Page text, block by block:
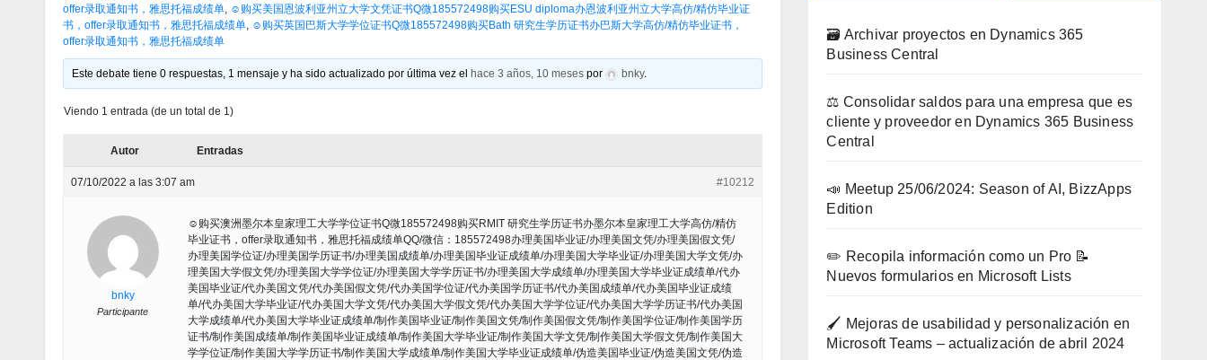
offer录取通知书，雅思托福成绩单, ☺购买美国恩波利亚州立大学文凭证书Q微185572498购买ESU diploma办恩波利亚州立大学高仿/精仿毕业证
书，offer录取通知书，雅思托福成绩单, ☺购买英国巴斯大学学位证书Q微185572498购买Bath 研究生学历证书办巴斯大学高仿/精仿毕业证书，
offer录取通知书，雅思托福成绩单
Este debate tiene 0 respuestas, 1 mensaje y ha sido actualizado por última vez el hace 3 años, 10 meses por bnky.
Viendo 1 entrada (de un total de 1)
Autor Entradas
07/10/2022 a las 3:07 am #10212
bnky
Participante
☺购买澳洲墨尔本皇家理工大学学位证书Q微185572498购买RMIT 研究生学历证书办墨尔本皇家理工大学高仿/精仿
毕业证书，offer录取通知书，雅思托福成绩单QQ/微信：185572498办理美国毕业证/办理美国文凭/办理美国假文凭/
办理美国学位证/办理美国学历证书/办理美国成绩单/办理美国毕业证成绩单/办理美国大学毕业证/办理美国大学文凭/办
理美国大学假文凭/办理美国大学学位证/办理美国大学学历证书/办理美国大学成绩单/办理美国大学毕业证成绩单/代办
美国毕业证/代办美国文凭/代办美国假文凭/代办美国学位证/代办美国学历证书/代办美国成绩单/代办美国毕业证成绩
单/代办美国大学毕业证/代办美国大学文凭/代办美国大学假文凭/代办美国大学学位证/代办美国大学学历证书/代办美国
大学成绩单/代办美国大学毕业证成绩单/制作美国毕业证/制作美国文凭/制作美国假文凭/制作美国学位证/制作美国学历
证书/制作美国成绩单/制作美国毕业证成绩单/制作美国大学毕业证/制作美国大学文凭/制作美国大学假文凭/制作美国大
学学位证/制作美国大学学历证书/制作美国大学成绩单/制作美国大学毕业证成绩单/伪造美国毕业证/伪造美国文凭/伪造
🗃️ Archivar proyectos en Dynamics 365
Business Central
⚖️ Consolidar saldos para una empresa que es
cliente y proveedor en Dynamics 365 Business
Central
📣 Meetup 25/06/2024: Season of AI, BizzApps
Edition
✏️ Recopila información como un Pro 📝
Nuevos formularios en Microsoft Lists
🖌️ Mejoras de usabilidad y personalización en
Microsoft Teams – actualización de abril 2024